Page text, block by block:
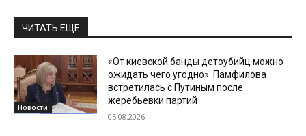
ЧИТАТЬ ЕЩЕ
Новости
«От киевской банды детоубийц можно
ожидать чего угодно». Памфилова
встретилась с Путиным после
жеребьевки партий
05.08.2026